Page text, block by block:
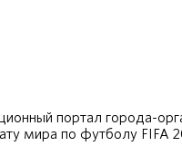
портал города-
мира по футболу FIFA